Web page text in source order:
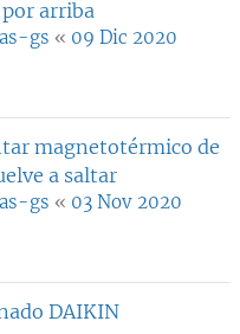
arriba
gs « 09 Dic 2020
magnetotérmico de
a saltar
gs « 03 Nov 2020
DAIKIN